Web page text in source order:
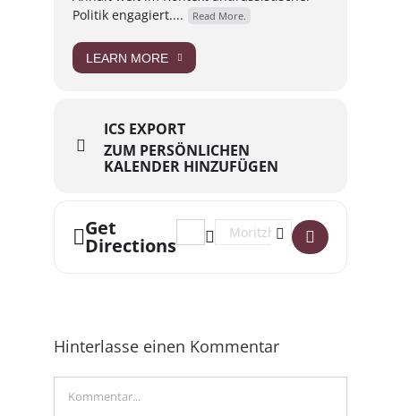
Politik engagiert....
Read More.
LEARN MORE
ICS EXPORT
ZUM PERSÖNLICHEN
KALENDER HINZUFÜGEN
Get
Directions
Address - Film & Gespräch "Die
Destination Address - Film &
Hinterlasse einen Kommentar